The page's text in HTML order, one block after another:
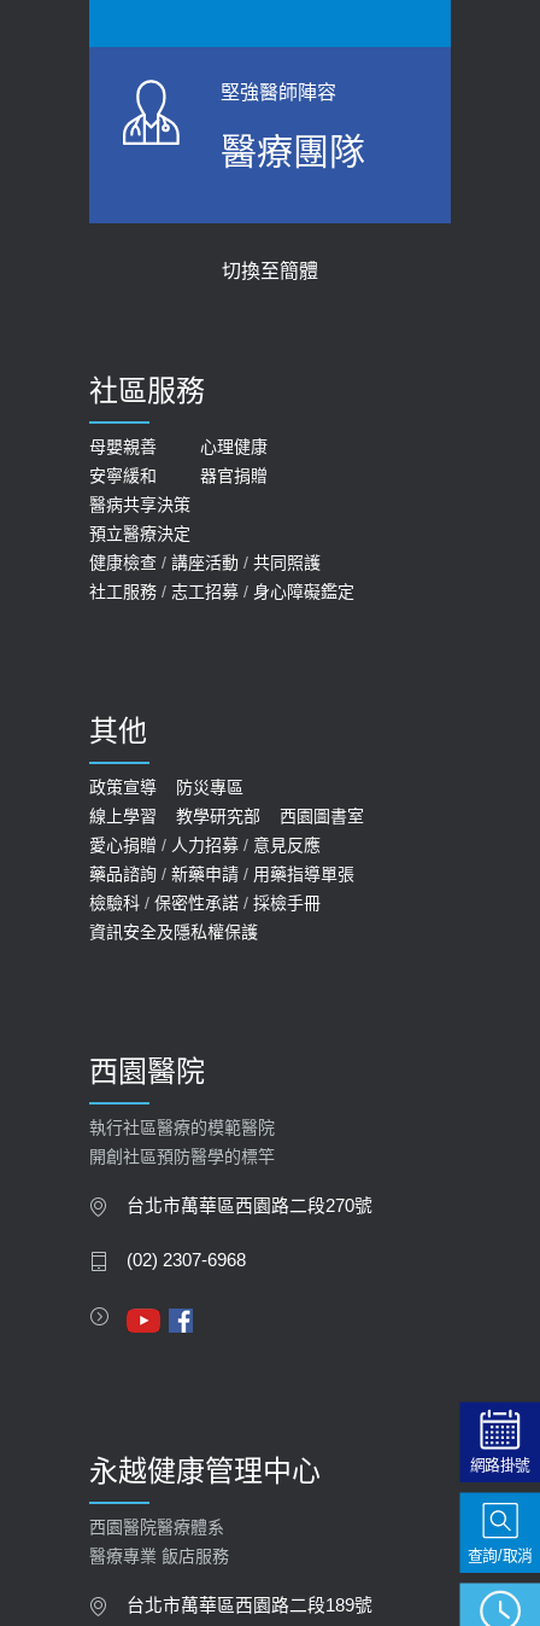
堅強醫師陣容
醫療團隊
切換至簡體
社區服務
母嬰親善
心理健康
安寧緩和
器官捐贈
醫病共享決策
預立醫療決定
健康檢查 / 講座活動 / 共同照護
社工服務 / 志工招募 / 身心障礙鑑定
其他
政策宣導
防災專區
線上學習
教學研究部
西園圖書室
愛心捐贈 / 人力招募 / 意見反應
藥品諮詢 / 新藥申請 / 用藥指導單張
檢驗科 / 保密性承諾 / 採檢手冊
資訊安全及隱私權保護
西園醫院
執行社區醫療的模範醫院
開創社區預防醫學的標竿
台北市萬華區西園路二段270號
(02) 2307-6968
永越健康管理中心
西園醫院醫療體系
醫療專業 飯店服務
台北市萬華區西園路二段189號
網路掛號
查詢/取消